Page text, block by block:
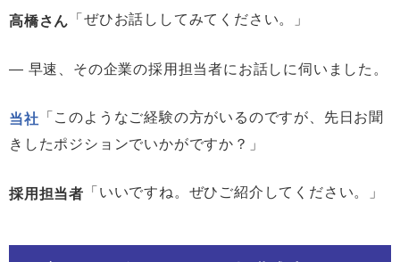
高橋さん 「ぜひお話ししてみてください。」
― 早速、その企業の採用担当者にお話しに伺いました。
当社 「このようなご経験の方がいるのですが、先日お聞
きしたポジションでいかがですか？」
採用担当者 「いいですね。ぜひご紹介してください。」